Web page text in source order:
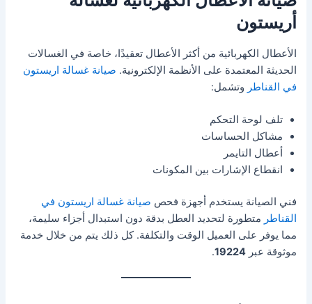
أريستون
الأعطال الكهربائية من أكثر الأعطال تعقيدًا، خاصة في الغسالات
الحديثة المعتمدة على الأنظمة الإلكترونية. صيانة غسالة اريستون
في القناطر وتشمل:
تلف لوحة التحكم
مشاكل الحساسات
أعطال التايمر
انقطاع الإشارات بين المكونات
فني الصيانة يستخدم أجهزة فحص صيانة غسالة اريستون في
القناطر متطورة لتحديد العطل بدقة دون استبدال أجزاء سليمة،
مما يوفر على العميل الوقت والتكلفة. كل ذلك يتم من خلال خدمة
موثوقة عبر19224
.